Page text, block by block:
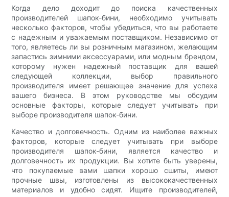
Когда дело доходит до поиска качественных
производителей шапок-бини, необходимо учитывать
несколько факторов, чтобы убедиться, что вы работаете
с надежным и уважаемым поставщиком. Независимо от
того, являетесь ли вы розничным магазином, желающим
запастись зимними аксессуарами, или модным брендом,
которому нужен надежный поставщик для вашей
следующей коллекции, выбор правильного
производителя имеет решающее значение для успеха
вашего бизнеса. В этом руководстве мы обсудим
основные факторы, которые следует учитывать при
выборе производителя шапок-бини.
Качество и долговечность. Одним из наиболее важных
факторов, которые следует учитывать при выборе
производителя шапок-бини, является качество и
долговечность их продукции. Вы хотите быть уверены,
что покупаемые вами шапки хорошо сшиты, имеют
прочные швы, изготовлены из высококачественных
материалов и удобно сидят. Ищите производителей,